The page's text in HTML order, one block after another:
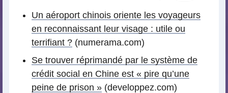
Un aéroport chinois oriente les voyageurs
en reconnaissant leur visage : utile ou
terrifiant ? (numerama.com)
Se trouver réprimandé par le système de
crédit social en Chine est « pire qu’une
peine de prison » (developpez.com)